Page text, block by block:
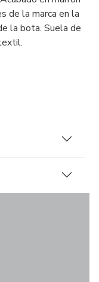
de la marca en la
la bota. Suela de